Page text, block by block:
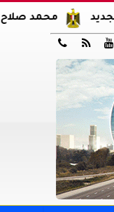
صلاح يوقع عقود


